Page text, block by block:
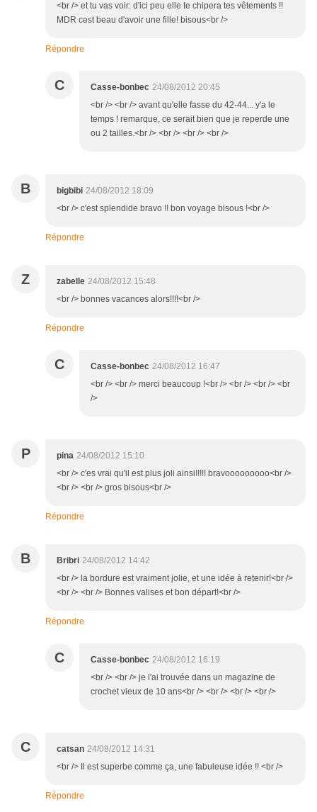
<br /> et tu vas voir: d'ici peu elle te chipera tes vêtements !!
MDR cest beau d'avoir une fille! bisous<br />
Répondre
C Casse-bonbec 24/08/2012 20:45
<br /> <br /> avant qu'elle fasse du 42-44... y'a le
temps ! remarque, ce serait bien que je reperde une
ou 2 tailles.<br /> <br /> <br /> <br />
B bigbibi 24/08/2012 18:09
<br /> c'est splendide bravo !! bon voyage bisous !<br />
Répondre
Z zabelle 24/08/2012 15:48
<br /> bonnes vacances alors!!!!<br />
Répondre
C Casse-bonbec 24/08/2012 16:47
<br /> <br /> merci beaucoup !<br /> <br /> <br /> <br
/>
P pina 24/08/2012 15:10
<br /> c'es vrai qu'il est plus joli ainsi!!!!! bravooooooooo<br />
<br /> <br /> gros bisous<br />
Répondre
B Bribri 24/08/2012 14:42
<br /> la bordure est vraiment jolie, et une idée à retenir!<br />
<br /> <br /> Bonnes valises et bon départ!<br />
Répondre
C Casse-bonbec 24/08/2012 16:19
<br /> <br /> je l'ai trouvée dans un magazine de
crochet vieux de 10 ans<br /> <br /> <br /> <br />
C catsan 24/08/2012 14:31
<br /> Il est superbe comme ça, une fabuleuse idée !! <br />
Répondre